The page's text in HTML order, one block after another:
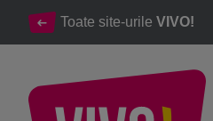
Toate site-urile VIVO!